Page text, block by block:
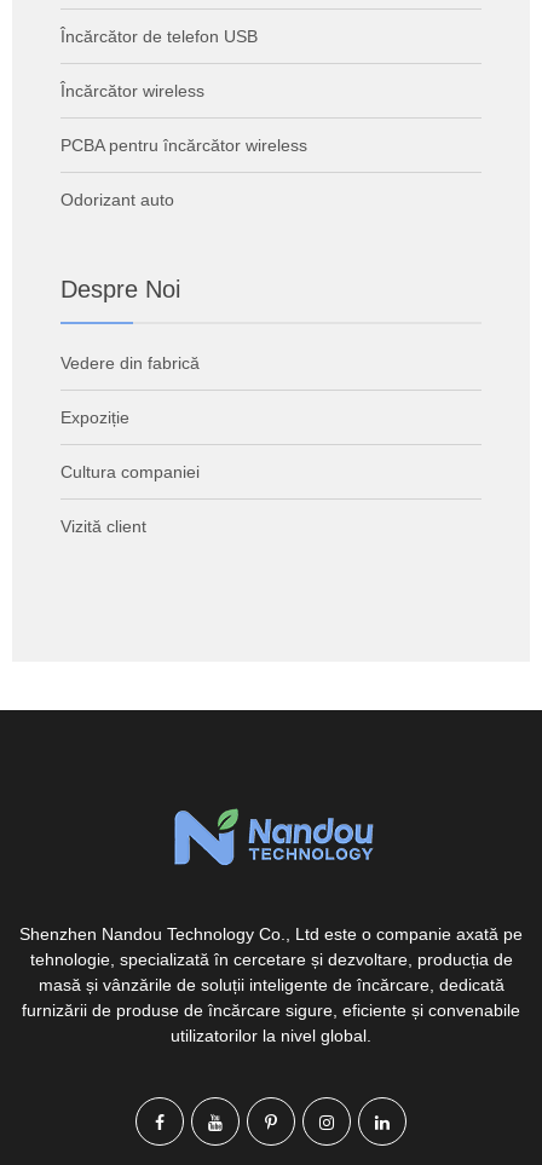
Încărcător de telefon USB
Încărcător wireless
PCBA pentru încărcător wireless
Odorizant auto
Despre Noi
Vedere din fabrică
Expoziție
Cultura companiei
Vizită client
Shenzhen Nandou Technology Co., Ltd este o companie axată pe
tehnologie, specializată în cercetare și dezvoltare, producția de
masă și vânzările de soluții inteligente de încărcare, dedicată
furnizării de produse de încărcare sigure, eficiente și convenabile
utilizatorilor la nivel global.